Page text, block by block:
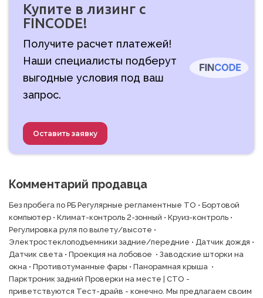
Купите в лизинг с
FINCODE!
Получите расчет платежей!
Наши специалисты подберут
выгодные условия под ваш
запрос.
Оставить заявку
Комментарий продавца
Без пробега по РБ Регулярные регламентные ТО • Бортовой
компьютер • Климат-контроль 2-зонный • Круиз-контроль •
Регулировка руля по вылету/высоте •
Электростеклоподъемники задние/передние • Датчик дождя •
Датчик света • Проекция на лобовое  • Заводские шторки на
окна • Противотуманные фары • Панорамная крыша  •
Парктроник задний Проверки на месте | СТО -
приветствуются Тест-драйв - конечно. Мы предлагаем своим